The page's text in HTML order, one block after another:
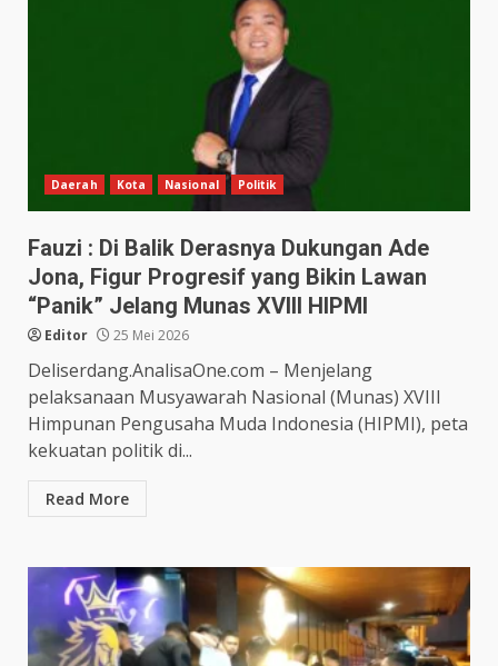
Daerah Kota Nasional Politik
Fauzi : Di Balik Derasnya Dukungan Ade
Jona, Figur Progresif yang Bikin Lawan
“Panik” Jelang Munas XVIII HIPMI
Editor 25 Mei 2026
Deliserdang.AnalisaOne.com – Menjelang
pelaksanaan Musyawarah Nasional (Munas) XVIII
Himpunan Pengusaha Muda Indonesia (HIPMI), peta
kekuatan politik di...
Read More